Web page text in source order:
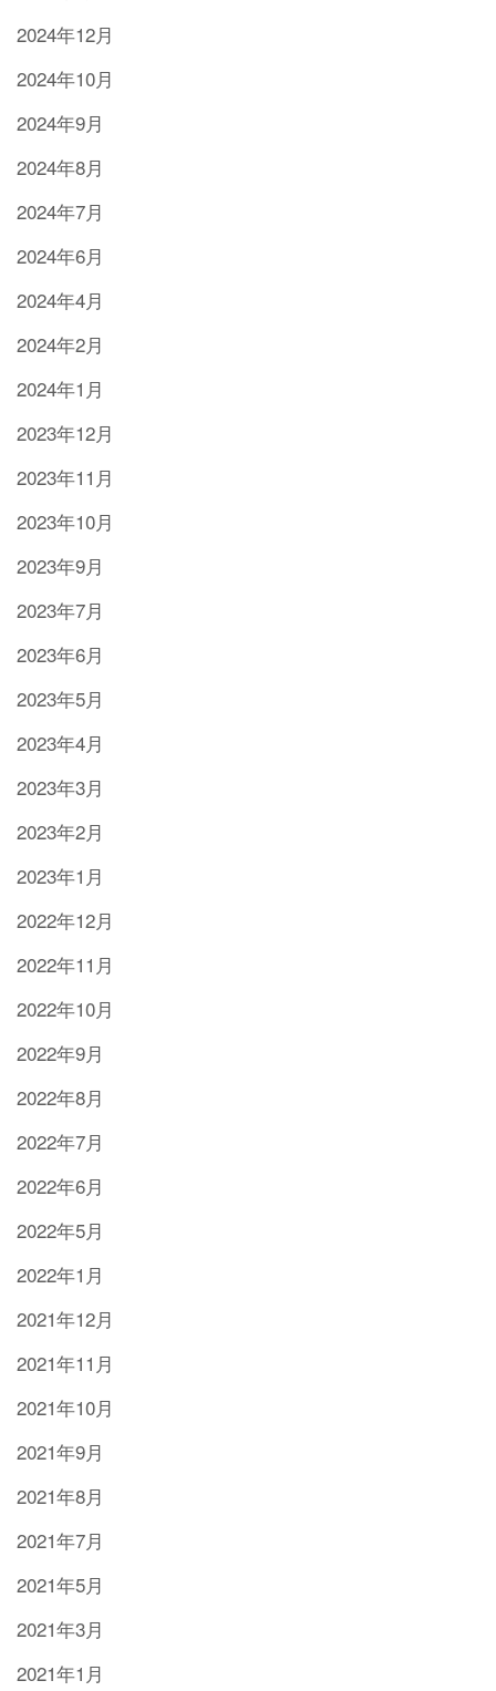
2024年12月
2024年10月
2024年9月
2024年8月
2024年7月
2024年6月
2024年4月
2024年2月
2024年1月
2023年12月
2023年11月
2023年10月
2023年9月
2023年7月
2023年6月
2023年5月
2023年4月
2023年3月
2023年2月
2023年1月
2022年12月
2022年11月
2022年10月
2022年9月
2022年8月
2022年7月
2022年6月
2022年5月
2022年1月
2021年12月
2021年11月
2021年10月
2021年9月
2021年8月
2021年7月
2021年5月
2021年3月
2021年1月